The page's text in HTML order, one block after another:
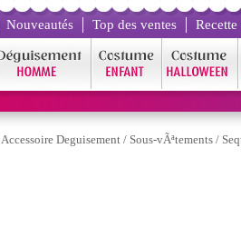
Nouveautés Top des ventes
Accessoire Deguisement / Sous-vÃªtements /